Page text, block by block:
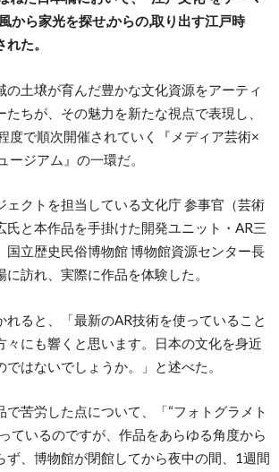
から家光を探せ,からの,取り出す江戸時
た。
の土壌が育んだ豊かな文化資源をアーティ
たちが、その魅力を新たな視点で表現し、
度で順次開催されていく『メディア芸術×
ージアム』の一環だ。
ェクトを担当している文化庁 参事官（芸術
氏と本作品を手掛けた開発ユニット・AR三
国立歴史民俗博物館 博物館資源センター長
訪れ、実際に作品を体験した。
れると、「最新のAR技術を使っていること
々にも響くと思います。日本の文化を身近
はないでしょうか。」と述べた。
で苦労した点について、「“フォトグラメト
ているのですが、作品をあらゆる角度から
ず、博物館が閉館してから夜中の間、1週間